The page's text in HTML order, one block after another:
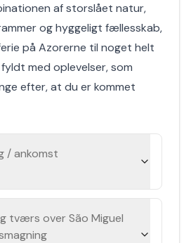
af storslået natur,
og hyggeligt fællesskab,
på Azorerne til noget helt
med oplevelser, som
efter, at du er kommet
/ ankomst
tværs over São Miguel